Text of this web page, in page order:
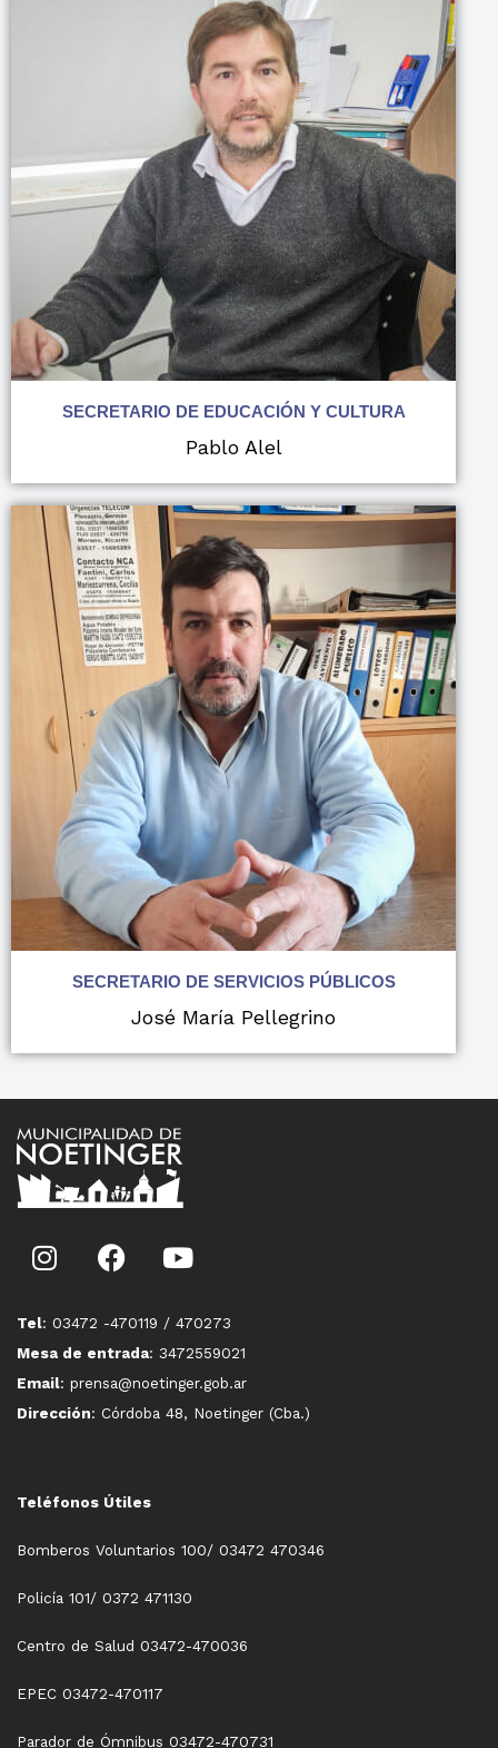
SECRETARIO DE EDUCACIÓN Y CULTURA
Pablo Alel
SECRETARIO DE SERVICIOS PÚBLICOS
José María Pellegrino
Tel: 03472 -470119 / 470273
Mesa de entrada: 3472559021
Email: prensa@noetinger.gob.ar
Dirección: Córdoba 48, Noetinger (Cba.)
Teléfonos Útiles
Bomberos Voluntarios 100/ 03472 470346
Policía 101/ 0372 471130
Centro de Salud 03472-470036
EPEC 03472-470117
Parador de Ómnibus 03472-470731